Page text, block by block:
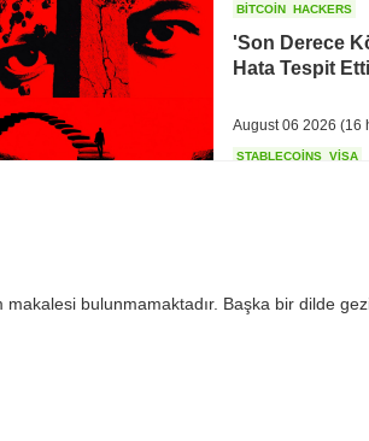
BITCOIN HACKERS
'Son Derece
Hata Tespit Etti
August 06 2026 (16
STABLECOINS VISA
CRYPTO
bulunmamaktadır. Başka bir dilde